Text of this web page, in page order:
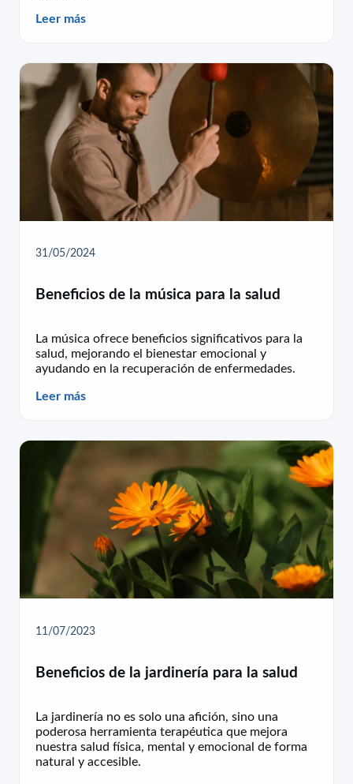
Leer más
31/05/2024
Beneficios de la música para la salud
La música ofrece beneficios significativos para la
salud, mejorando el bienestar emocional y
ayudando en la recuperación de enfermedades.
Leer más
11/07/2023
Beneficios de la jardinería para la salud
La jardinería no es solo una afición, sino una
poderosa herramienta terapéutica que mejora
nuestra salud física, mental y emocional de forma
natural y accesible.